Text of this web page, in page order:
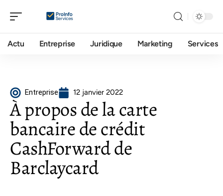
Actu Entreprise Juridique Marketing Services
Entreprise 12 janvier 2022
À propos de la carte
bancaire de crédit
CashForward de
Barclaycard